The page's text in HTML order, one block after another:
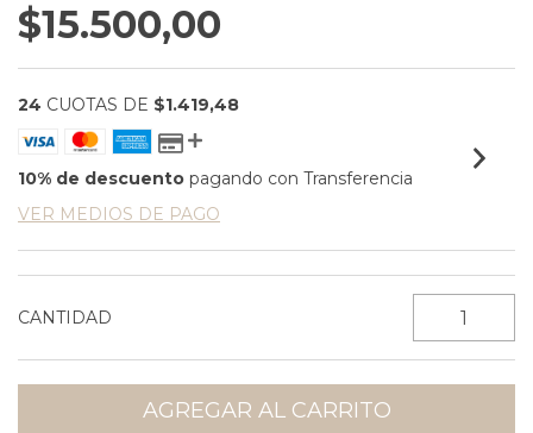
$15.500,00
24 CUOTAS DE $1.419,48
10% de descuento pagando con Transferencia
VER MEDIOS DE PAGO
CANTIDAD